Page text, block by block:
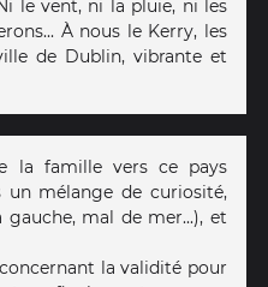
le vent, ni la pluie, ni les
À nous le Kerry, les
de Dublin, vibrante et
la famille vers ce pays
un mélange de curiosité,
mal de mer...), et
la validité pour